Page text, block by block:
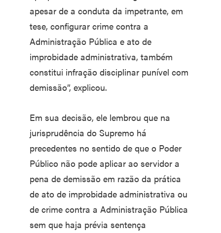
apesar de a conduta da impetrante, em
tese, configurar crime contra a
Administração Pública e ato de
improbidade administrativa, também
constitui infração disciplinar punível com
demissão”, explicou.
Em sua decisão, ele lembrou que na
jurisprudência do Supremo há
precedentes no sentido de que o Poder
Público não pode aplicar ao servidor a
pena de demissão em razão da prática
de ato de improbidade administrativa ou
de crime contra a Administração Pública
sem que haja prévia sentença